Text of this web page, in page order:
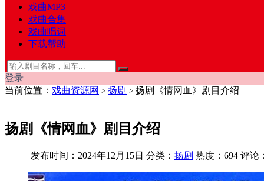
戏曲MP3
戏曲合集
戏曲唱词
下载帮助
登录
当前位置： 戏曲资源网 > 扬剧 > 扬剧《情网血》剧目介绍
扬剧《情网血》剧目介绍
发布时间：2024年12月15日 分类： 扬剧 热度：694 评论